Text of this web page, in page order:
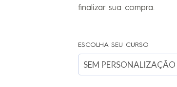
finalizar sua compra.
ESCOLHA SEU CURSO